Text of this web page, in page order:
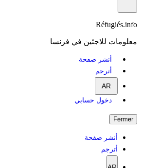
Réfugiés.info
معلومات للاجئين في فرنسا
أنشر صفحة
أترجم
AR
دخول حسابي
Fermer
أنشر صفحة
أترجم